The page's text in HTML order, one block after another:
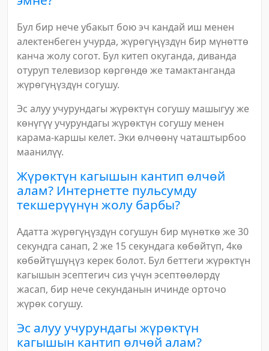
Бул бир нече убакыт бою эч кандай иш менен
алектенбеген учурда, жүрөгүңүздүн бир мүнөттө
канча жолу согот. Бул китеп окуганда, диванда
отуруп телевизор көргөндө же тамактанганда
жүрөгүңүздүн согушу.
Эс алуу учурундагы жүрөктүн согушу машыгуу же
көнүгүү учурундагы жүрөктүн согушу менен
карама-каршы келет. Эки өлчөөнү чаташтырбоо
маанилүү.
Жүрөктүн кагышын кантип өлчөй
алам? Интернетте пульсумду
текшерүүнүн жолу барбы?
Адатта жүрөгүңүздүн согушун бир мүнөткө же 30
секундга санап, 2 же 15 секундага көбөйтүп, 4кө
көбөйтүшүңүз керек болот. Бул беттеги жүрөктүн
кагышын эсептегич сиз үчүн эсептөөлөрдү
жасап, бир нече секунданын ичинде орточо
жүрөк согушу.
Эс алуу учурундагы жүрөктүн
кагышын кантип өлчөй алам?